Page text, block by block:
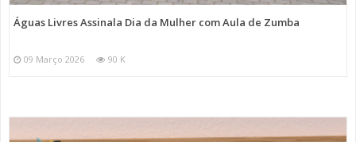
Águas Livres Assinala Dia da Mulher com Aula de Zumba
09 Março 2026 90 K